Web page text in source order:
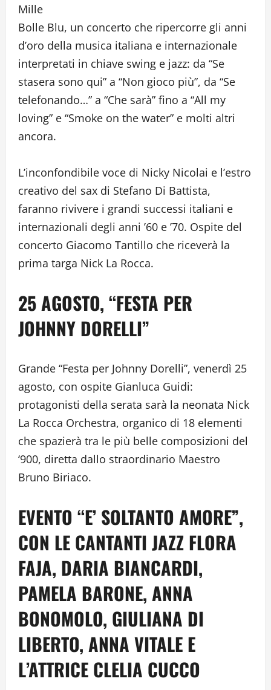
Mille
Bolle Blu, un concerto che ripercorre gli anni
d’oro della musica italiana e internazionale
interpretati in chiave swing e jazz: da “Se
stasera sono qui” a “Non gioco più”, da “Se
telefonando…” a “Che sarà” fino a “All my
loving” e “Smoke on the water” e molti altri
ancora.
L’inconfondibile voce di Nicky Nicolai e l’estro
creativo del sax di Stefano Di Battista,
faranno rivivere i grandi successi italiani e
internazionali degli anni ’60 e ’70. Ospite del
concerto Giacomo Tantillo che riceverà la
prima targa Nick La Rocca.
25 AGOSTO, “FESTA PER
JOHNNY DORELLI”
Grande “Festa per Johnny Dorelli”, venerdì 25
agosto, con ospite Gianluca Guidi:
protagonisti della serata sarà la neonata Nick
La Rocca Orchestra, organico di 18 elementi
che spazierà tra le più belle composizioni del
‘900, diretta dallo straordinario Maestro
Bruno Biriaco.
EVENTO “E’ SOLTANTO AMORE”,
CON LE CANTANTI JAZZ FLORA
FAJA, DARIA BIANCARDI,
PAMELA BARONE, ANNA
BONOMOLO, GIULIANA DI
LIBERTO, ANNA VITALE E
L’ATTRICE CLELIA CUCCO